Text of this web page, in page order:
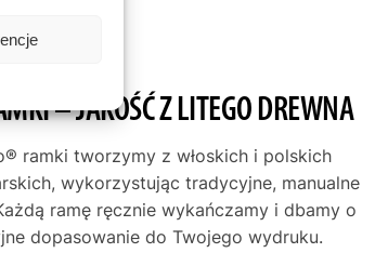
– JAKOŚĆ Z LITEGO DREWNA
ramki tworzymy z włoskich i polskich
wykorzystując tradycyjne, manualne
ramę ręcznie wykańczamy i dbamy o
dopasowanie do Twojego wydruku.